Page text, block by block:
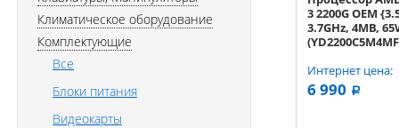
3 2200G OEM
3.7GHz, 4MB,
Интернет цена:
6 990 a
Климатическое оборудование
Комплектующие
Все
Блоки питания
Видеокарты